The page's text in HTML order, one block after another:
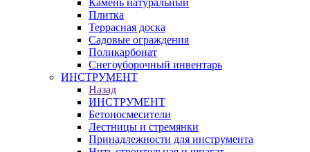
Камень натуральный
Плитка
Террасная доска
Садовые ограждения
Поликарбонат
Снегоуборочный инвентарь
ИНСТРУМЕНТ
Назад
ИНСТРУМЕНТ
Бетоносмесители
Лестницы и стремянки
Принадлежности для инструмента